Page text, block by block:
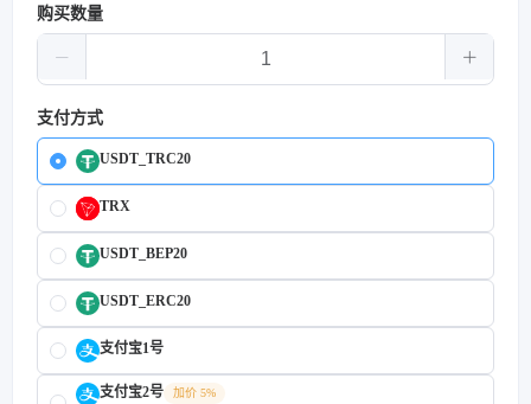
购买数量
支付方式
USDT_TRC20
TRX
USDT_BEP20
USDT_ERC20
支付宝1号
支付宝2号
加价 5%